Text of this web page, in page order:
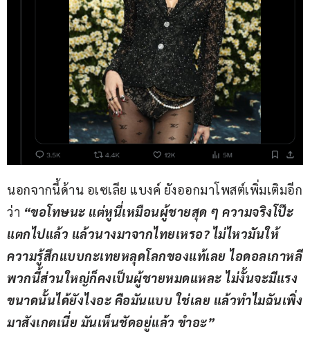
นอกจากนี้ด้าน อเซเลีย แบงค์ ยังออกมาโพสต์เพิ่มเติมอีก
ว่า “ขอโทษนะ แต่หูนี่เหมือนผู้ชายสุด ๆ ความจริงโป๊ะ
แตกไปแล้ว แล้วนางมาจากไทยเหรอ? ไม่ไหวมันให้
ความรู้สึกแบบกะเทยหลุดโลกของแท้เลย ไอดอลเกาหลี
พวกนี้ส่วนใหญ่ก็คงเป็นผู้ชายหมดแหละ ไม่งั้นจะมีแรง
ขนาดนั้นได้ยังไงอะ คือมันแบบ ใช่เลย แล้วทำไมฉันเพิ่ง
มาสังเกตเนี่ย มันเห็นชัดอยู่แล้ว ขำอะ”